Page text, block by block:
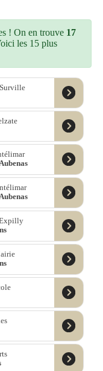
! On en trouve 17
les 15 plus
Expilly